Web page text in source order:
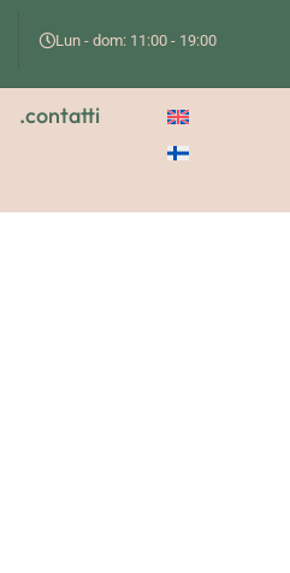
Lun - dom: 11:00 - 19:00
.contatti